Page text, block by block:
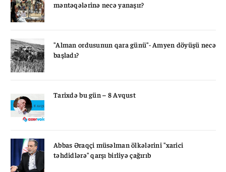
məntəqələrinə necə yanaşır?
"Alman ordusunun qara günü"- Amyen döyüşü necə
başladı?
Tarixdə bu gün – 8 Avqust
Abbas Əraqçi müsəlman ölkələrini "xarici
təhdidlərə" qarşı birliyə çağırıb